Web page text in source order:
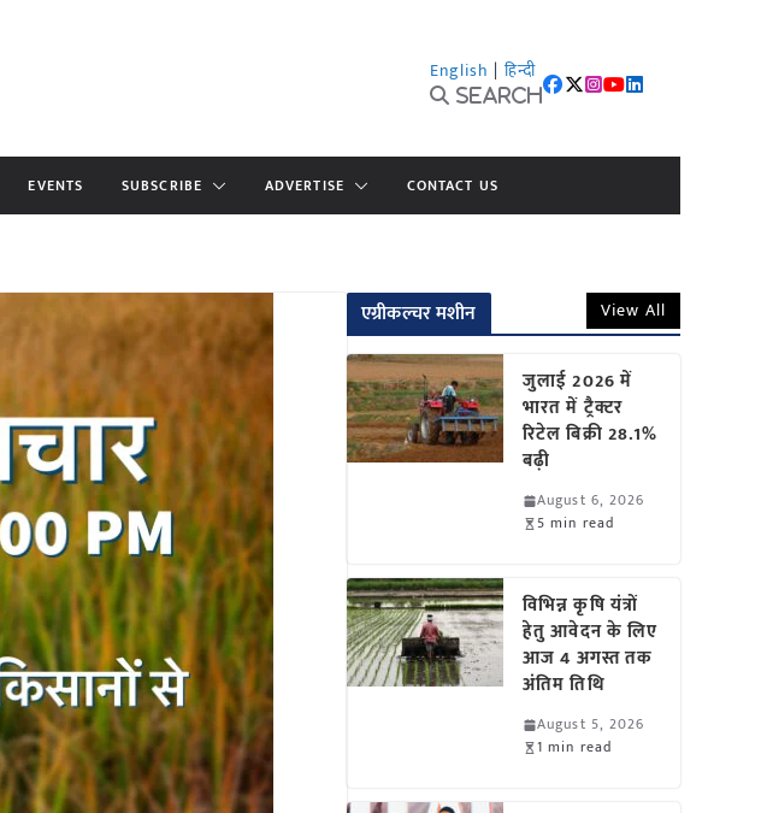
English | हिन्दी
Search
EVENTS SUBSCRIBE ADVERTISE CONTACT US
एग्रीकल्चर मशीन View All
जुलाई 2026 में
भारत में ट्रैक्टर
रिटेल बिक्री 28.1%
बढ़ी
August 6, 2026
5 min read
विभिन्न कृषि यंत्रों
हेतु आवेदन के लिए
आज 4 अगस्त तक
अंतिम तिथि
August 5, 2026
1 min read